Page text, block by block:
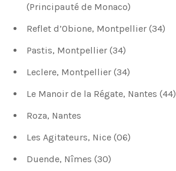
(Principauté de Monaco)
Reflet d’Obione, Montpellier (34)
Pastis, Montpellier (34)
Leclere, Montpellier (34)
Le Manoir de la Régate, Nantes (44)
Roza, Nantes
Les Agitateurs, Nice (06)
Duende, Nîmes (30)